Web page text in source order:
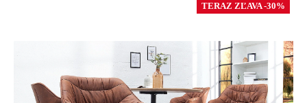
TERAZ ZĽAVA -30%